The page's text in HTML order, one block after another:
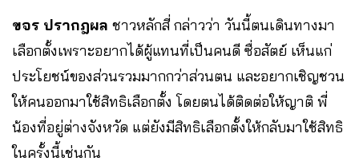
ขจร ปรากฎผล ชาวหลักสี่ กล่าวว่า วันนี้ตนเดินทางมา
เลือกตั้งเพราะอยากได้ผู้แทนที่เป็นคนดี ซื่อสัตย์ เห็นแก่
ประโยชน์ของส่วนรวมมากกว่าส่วนตน และอยากเชิญชวน
ให้คนออกมาใช้สิทธิเลือกตั้ง โดยตนได้ติดต่อให้ญาติ พี่
น้องที่อยู่ต่างจังหวัด แต่ยังมีสิทธิเลือกตั้งให้กลับมาใช้สิทธิ
ในครั้งนี้เช่นกัน